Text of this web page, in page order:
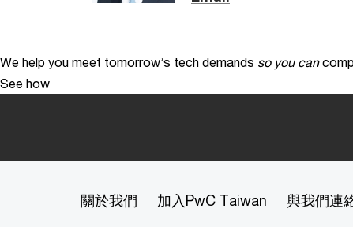
We help you meet tomorrow’s tech demands so you can
See how
關於我們 加入PwC Taiwan 與我們連